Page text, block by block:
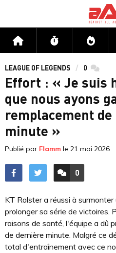
Accueil Flux
LEAGUE OF LEGENDS 0
Effort : « Je suis
que nous ayons
remplacement
minute »
Publié par Flamm le 21 mai 2026
ACCÉDER
0
KT Rolster a réussi à
prolonger sa série de victoires.
raisons de santé, l'équipe a dû
de dernière minute. Malgré ce
total d'entraînement avec ce